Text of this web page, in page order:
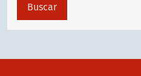
Buscar